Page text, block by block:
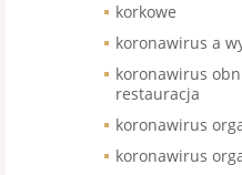
korkowe
koronawirus a
koronawirus
restauracja
koronawirus
koronawirus